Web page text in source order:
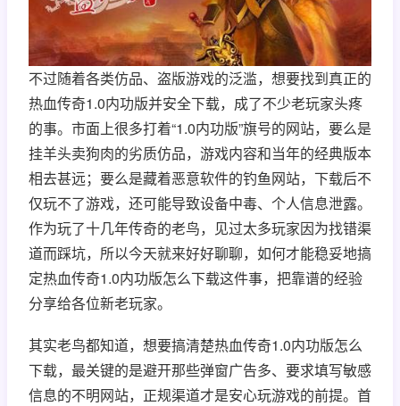
不过随着各类仿品、盗版游戏的泛滥，想要找到真正的
热血传奇1.0内功版并安全下载，成了不少老玩家头疼
的事。市面上很多打着“1.0内功版”旗号的网站，要么是
挂羊头卖狗肉的劣质仿品，游戏内容和当年的经典版本
相去甚远；要么是藏着恶意软件的钓鱼网站，下载后不
仅玩不了游戏，还可能导致设备中毒、个人信息泄露。
作为玩了十几年传奇的老鸟，见过太多玩家因为找错渠
道而踩坑，所以今天就来好好聊聊，如何才能稳妥地搞
定热血传奇1.0内功版怎么下载这件事，把靠谱的经验
分享给各位新老玩家。
其实老鸟都知道，想要搞清楚热血传奇1.0内功版怎么
下载，最关键的是避开那些弹窗广告多、要求填写敏感
信息的不明网站，正规渠道才是安心玩游戏的前提。首